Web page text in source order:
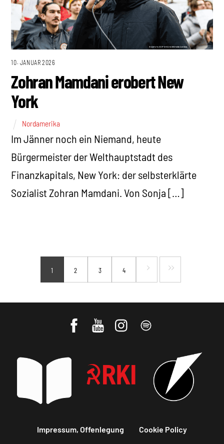
10. JANUAR 2026
Zohran Mamdani erobert New
York
Nordamerika
Im Jänner noch ein Niemand, heute
Bürgermeister der Welthauptstadt des
Finanzkapitals, New York: der selbsterklärte
Sozialist Zohran Mamdani. Von Sonja […]
1 2 3 4
Impressum, Offenlegung Cookie Policy